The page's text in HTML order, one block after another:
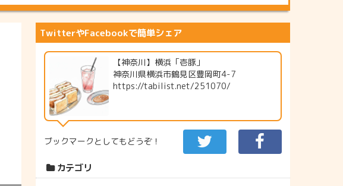
TwitterやFacebookで簡単シェア
【神奈川】横浜「壱豚」
神奈川県横浜市鶴見区豊岡町4-7
https://tabilist.net/251070/
ブックマークとしてもどうぞ！
カテゴリ